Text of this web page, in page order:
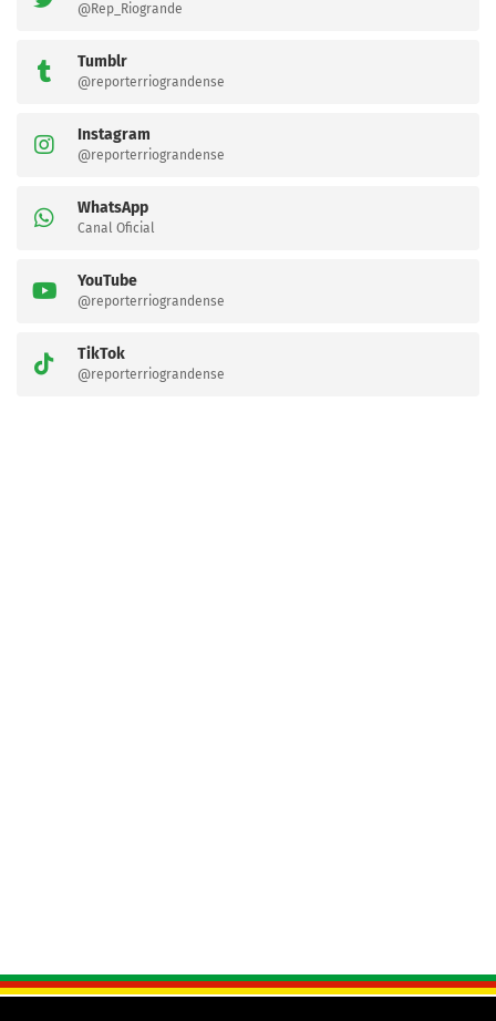
@Rep_Riogrande
Tumblr
@reporterriograndense
Instagram
@reporterriograndense
WhatsApp
Canal Oficial
YouTube
@reporterriograndense
TikTok
@reporterriograndense